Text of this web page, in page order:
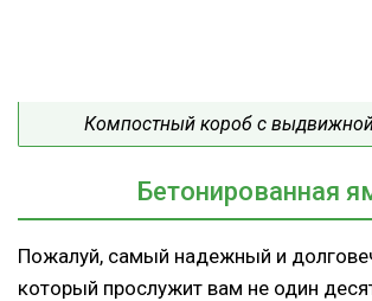
Компостный короб с выдвижной
Бетонированная
Пожалуй, самый надежный и
который прослужит вам не один